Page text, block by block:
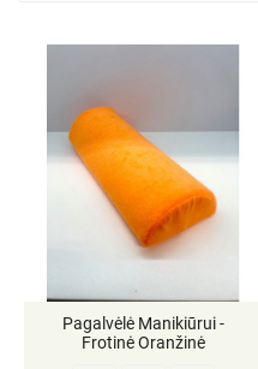
Pagalvėlė Manikiūrui -
Frotinė Oranžinė